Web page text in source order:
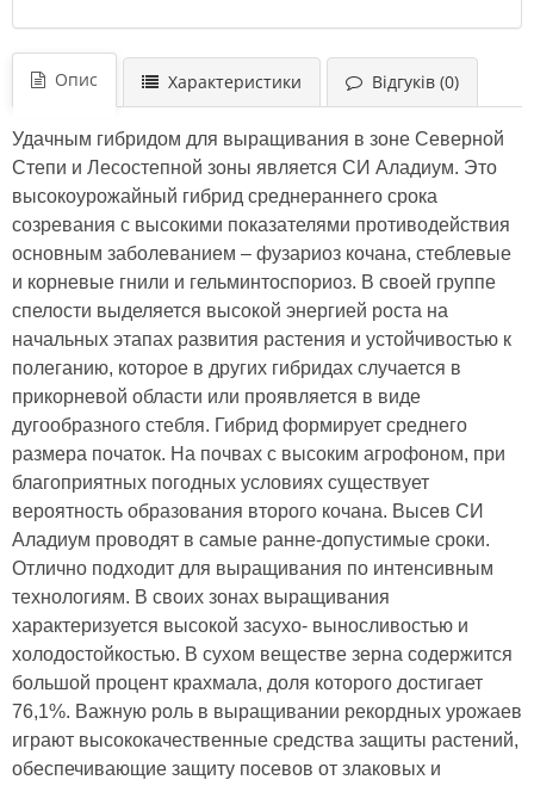
Опис Характеристики Відгуків (0)
Удачным гибридом для выращивания в зоне Северной
Степи и Лесостепной зоны является СИ Аладиум. Это
высокоурожайный гибрид среднераннего срока
созревания с высокими показателями противодействия
основным заболеванием – фузариоз кочана, стеблевые
и корневые гнили и гельминтоспориоз. В своей группе
спелости выделяется высокой энергией роста на
начальных этапах развития растения и устойчивостью к
полеганию, которое в других гибридах случается в
прикорневой области или проявляется в виде
дугообразного стебля. Гибрид формирует среднего
размера початок. На почвах с высоким агрофоном, при
благоприятных погодных условиях существует
вероятность образования второго кочана. Высев СИ
Аладиум проводят в самые ранне-допустимые сроки.
Отлично подходит для выращивания по интенсивным
технологиям. В своих зонах выращивания
характеризуется высокой засухо- выносливостью и
холодостойкостью. В сухом веществе зерна содержится
большой процент крахмала, доля которого достигает
76,1%. Важную роль в выращивании рекордных урожаев
играют высококачественные средства защиты растений,
обеспечивающие защиту посевов от злаковых и